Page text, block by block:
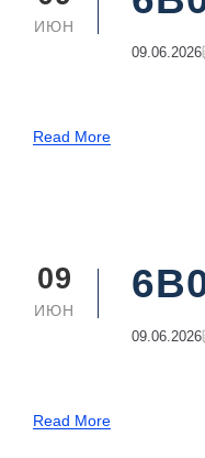
ИЮН
09.06.2026
Read More
09
ИЮН
09.06.2026
Read More